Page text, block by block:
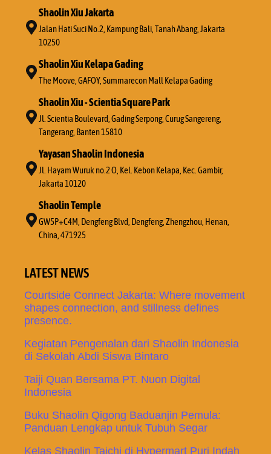
Shaolin Xiu Jakarta
Jalan Hati Suci No.2, Kampung Bali, Tanah Abang, Jakarta
10250
Shaolin Xiu Kelapa Gading
The Moove, GAFOY, Summarecon Mall Kelapa Gading
Shaolin Xiu - Scientia Square Park
Jl. Scientia Boulevard, Gading Serpong, Curug Sangereng,
Tangerang, Banten 15810
Yayasan Shaolin Indonesia
Jl. Hayam Wuruk no.2 O, Kel. Kebon Kelapa, Kec. Gambir,
Jakarta 10120
Shaolin Temple
GW5P+C4M, Dengfeng Blvd, Dengfeng, Zhengzhou, Henan,
China, 471925
LATEST NEWS
Courtside Connect Jakarta: Where movement
shapes connection, and stillness defines
presence.
Kegiatan Pengenalan dari Shaolin Indonesia
di Sekolah Abdi Siswa Bintaro
Taiji Quan Bersama PT. Nuon Digital
Indonesia
Buku Shaolin Qigong Baduanjin Pemula:
Panduan Lengkap untuk Tubuh Segar
Kelas Shaolin Taichi di Hypermart Puri Indah